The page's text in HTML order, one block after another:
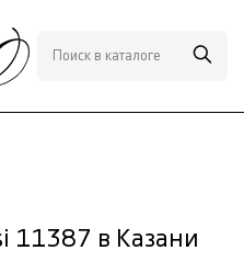
11387 в Казани